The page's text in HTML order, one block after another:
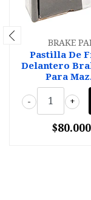
BRAKE
Pastilla De
Delantero
Para
+
-
$80.000